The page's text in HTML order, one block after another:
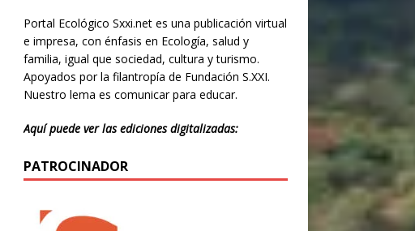
Portal Ecológico Sxxi.net es una publicación virtual
e impresa, con énfasis en Ecología, salud y
familia, igual que sociedad, cultura y turismo.
Apoyados por la filantropía de Fundación S.XXI.
Nuestro lema es comunicar para educar.
Aquí puede ver las ediciones digitalizadas:
PATROCINADOR